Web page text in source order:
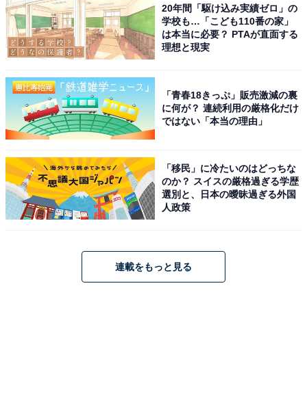
20年間「駆け込み実績ゼロ」の
学校も…「こども110番の家」
は本当に必要？ PTAが直面する
理想と現実
「青春18きっぷ」販売激減の裏
に何が？ 連続利用の厳格化だけ
ではない「本当の理由」
「移民」に冷たいのはどっちな
のか？ スイスの厳格過ぎる学歴
選別と、日本の曖昧過ぎる外国
人政策
連載をもっと見る